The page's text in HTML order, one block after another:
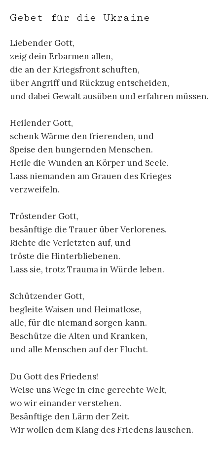
Gebet für die Ukraine
Liebender Gott,
zeig dein Erbarmen allen,
die an der Kriegsfront schuften,
über Angriff und Rückzug entscheiden,
und dabei Gewalt ausüben und erfahren müssen.
Heilender Gott,
schenk Wärme den frierenden, und
Speise den hungernden Menschen.
Heile die Wunden an Körper und Seele.
Lass niemanden am Grauen des Krieges
verzweifeln.
Tröstender Gott,
besänftige die Trauer über Verlorenes.
Richte die Verletzten auf, und
tröste die Hinterbliebenen.
Lass sie, trotz Trauma in Würde leben.
Schützender Gott,
begleite Waisen und Heimatlose,
alle, für die niemand sorgen kann.
Beschütze die Alten und Kranken,
und alle Menschen auf der Flucht.
Du Gott des Friedens!
Weise uns Wege in eine gerechte Welt,
wo wir einander verstehen.
Besänftige den Lärm der Zeit.
Wir wollen dem Klang des Friedens lauschen.